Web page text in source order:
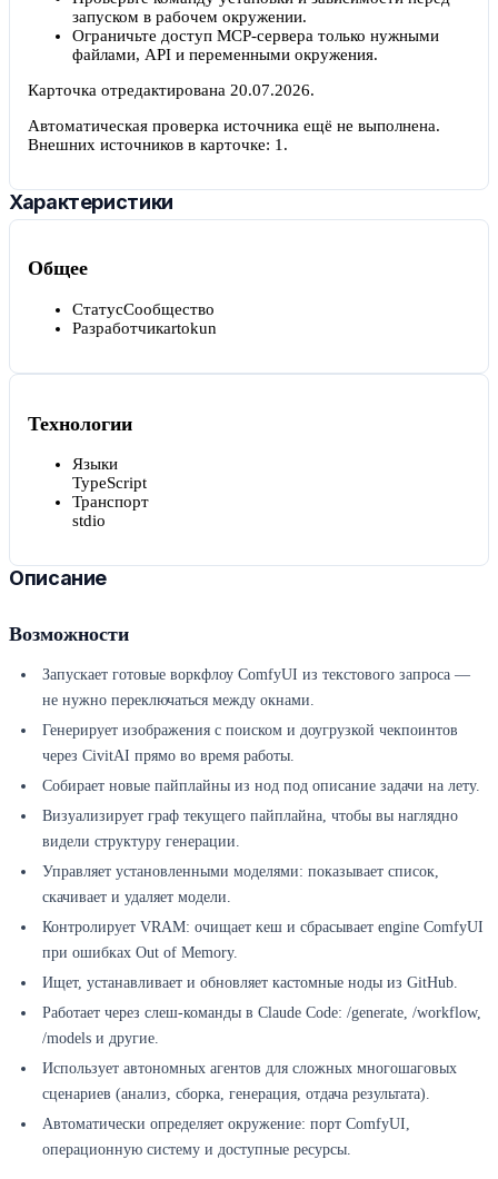
запуском в рабочем окружении.
Ограничьте доступ MCP-сервера только нужными
файлами, API и переменными окружения.
Карточка отредактирована 20.07.2026.
Автоматическая проверка источника ещё не выполнена.
Внешних источников в карточке: 1 .
Характеристики
Общее
СтатусСообщество
Разработчикartokun
Технологии
Языки
TypeScript
Транспорт
stdio
Описание
Возможности
Запускает готовые воркфлоу ComfyUI из текстового запроса —
не нужно переключаться между окнами.
Генерирует изображения с поиском и доугрузкой чекпоинтов
через CivitAI прямо во время работы.
Собирает новые пайплайны из нод под описание задачи на лету.
Визуализирует граф текущего пайплайна, чтобы вы наглядно
видели структуру генерации.
Управляет установленными моделями: показывает список,
скачивает и удаляет модели.
Контролирует VRAM: очищает кеш и сбрасывает engine ComfyUI
при ошибках Out of Memory.
Ищет, устанавливает и обновляет кастомные ноды из GitHub.
Работает через слеш-команды в Claude Code: /generate, /workflow,
/models и другие.
Использует автономных агентов для сложных многошаговых
сценариев (анализ, сборка, генерация, отдача результата).
Автоматически определяет окружение: порт ComfyUI,
операционную систему и доступные ресурсы.